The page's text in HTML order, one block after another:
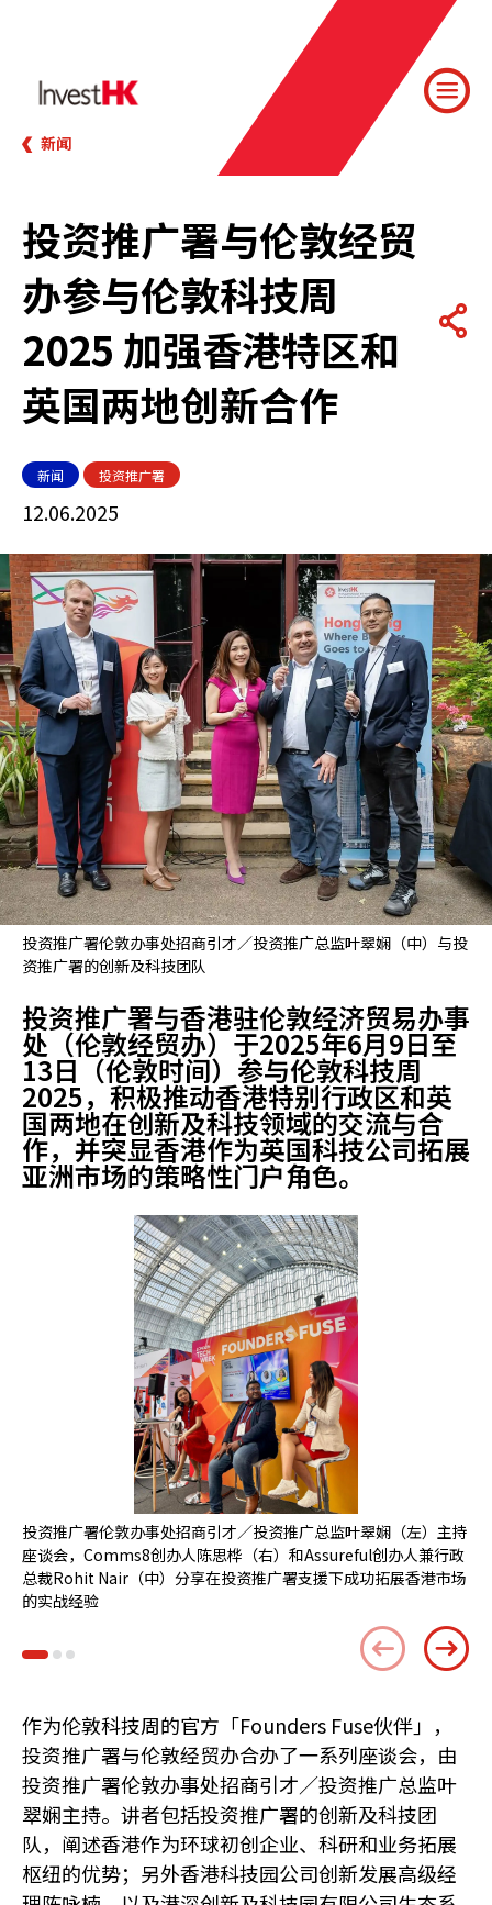
新闻
投资推广署与伦敦经贸
办参与伦敦科技周
2025 加强香港特区和
英国两地创新合作
新闻 投资推广署
12.06.2025
投资推广署伦敦办事处招商引才／投资推广总监叶翠娴（中）与投
资推广署的创新及科技团队
投资推广署与香港驻伦敦经济贸易办事
处（伦敦经贸办）于2025年6月9日至
13日（伦敦时间）参与伦敦科技周
2025，积极推动香港特别行政区和英
国两地在创新及科技领域的交流与合
作，并突显香港作为英国科技公司拓展
亚洲市场的策略性门户角色。
投资推广署伦敦办事处招商引才／投资推广总监叶翠娴（左）主持
座谈会，Comms8创办人陈思桦（右）和Assureful创办人兼行政
总裁Rohit Nair（中）分享在投资推广署支援下成功拓展香港市场
的实战经验
作为伦敦科技周的官方「Founders Fuse伙伴」，
投资推广署与伦敦经贸办合办了一系列座谈会，由
投资推广署伦敦办事处招商引才／投资推广总监叶
翠娴主持。讲者包括投资推广署的创新及科技团
队，阐述香港作为环球初创企业、科研和业务拓展
枢纽的优势；另外香港科技园公司创新发展高级经